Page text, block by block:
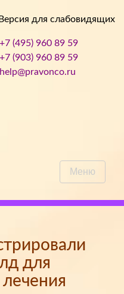
Версия для слабовидящих
+7 (495) 960 89 59
+7 (903) 960 89 59
help@pravonco.ru
Меню
для